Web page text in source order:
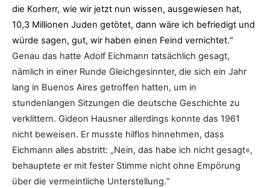
die Korherr, wie wir jetzt nun wissen, ausgewiesen hat,
10,3 Millionen Juden getötet, dann wäre ich befriedigt und
würde sagen, gut, wir haben einen Feind vernichtet.“
Genau das hatte Adolf Eichmann tatsächlich gesagt,
nämlich in einer Runde Gleichgesinnter, die sich ein Jahr
lang in Buenos Aires getroffen hatten, um in
stundenlangen Sitzungen die deutsche Geschichte zu
verklittern. Gideon Hausner allerdings konnte das 1961
nicht beweisen. Er musste hilflos hinnehmen, dass
Eichmann alles abstritt: „Nein, das habe ich nicht gesagt«,
behauptete er mit fester Stimme nicht ohne Empörung
über die vermeintliche Unterstellung.“